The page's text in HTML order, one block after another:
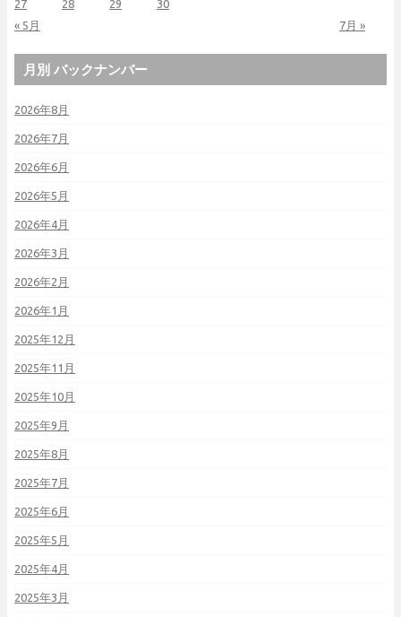
« 5月 7月 »
27
28 29 30
月別 バックナンバー
2026年8月
2026年7月
2026年6月
2026年5月
2026年4月
2026年3月
2026年2月
2026年1月
2025年12月
2025年11月
2025年10月
2025年9月
2025年8月
2025年7月
2025年6月
2025年5月
2025年4月
2025年3月